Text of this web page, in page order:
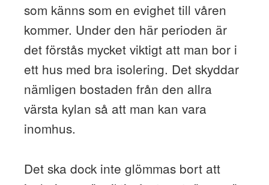
som känns som en evighet till våren
kommer. Under den här perioden är
det förstås mycket viktigt att man bor i
ett hus med bra isolering. Det skyddar
nämligen bostaden från den allra
värsta kylan så att man kan vara
inomhus.
Det ska dock inte glömmas bort att